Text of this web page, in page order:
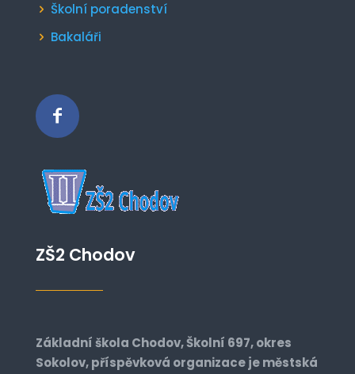
Školní poradenství
Bakaláři
ZŠ2 Chodov
Základní škola Chodov, Školní 697, okres
Sokolov, příspěvková organizace je městská